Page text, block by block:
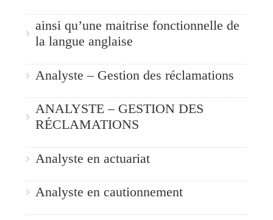
ainsi qu’une maitrise fonctionnelle de
la langue anglaise
Analyste – Gestion des réclamations
ANALYSTE – GESTION DES
RÉCLAMATIONS
Analyste en actuariat
Analyste en cautionnement